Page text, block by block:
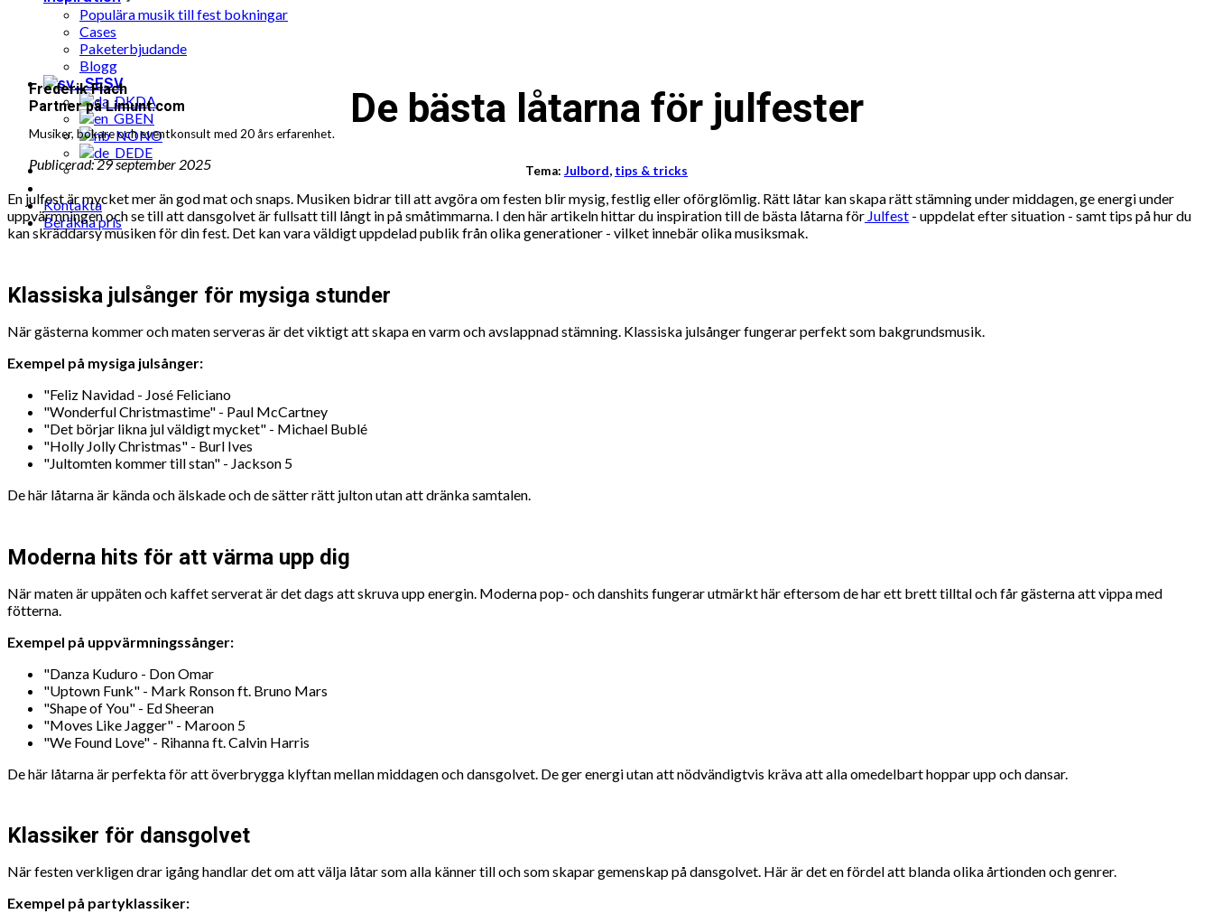
Populära musik till fest bokningar
Cases
Paketerbjudande
Blogg
SV
DA
EN
NO
DE
Kontakta
Beräkna pris
Frederik Flach
Partner på Limunt.com
Musiker, bokare och eventkonsult med 20 års erfarenhet.
Publicerad: 29 september 2025
De bästa låtarna för julfester
Tema: Julbord, tips & tricks
En julfest är mycket mer än god mat och snaps. Musiken bidrar till att avgöra om festen blir mysig, festlig eller oförglömlig. Rätt låtar kan skapa rätt stämning under middagen, ge energi under
uppvärmningen och se till att dansgolvet är fullsatt till långt in på småtimmarna. I den här artikeln hittar du inspiration till de bästa låtarna för Julfest - uppdelat efter situation - samt tips på hur du
kan skräddarsy musiken för din fest. Det kan vara väldigt uppdelad publik från olika generationer - vilket innebär olika musiksmak.
Klassiska julsånger för mysiga stunder
När gästerna kommer och maten serveras är det viktigt att skapa en varm och avslappnad stämning. Klassiska julsånger fungerar perfekt som bakgrundsmusik.
Exempel på mysiga julsånger:
"Feliz Navidad - José Feliciano
"Wonderful Christmastime" - Paul McCartney
"Det börjar likna jul väldigt mycket" - Michael Bublé
"Holly Jolly Christmas" - Burl Ives
"Jultomten kommer till stan" - Jackson 5
De här låtarna är kända och älskade och de sätter rätt julton utan att dränka samtalen.
Moderna hits för att värma upp dig
När maten är uppäten och kaffet serverat är det dags att skruva upp energin. Moderna pop- och danshits fungerar utmärkt här eftersom de har ett brett tilltal och får gästerna att vippa med
fötterna.
Exempel på uppvärmningssånger:
"Danza Kuduro - Don Omar
"Uptown Funk" - Mark Ronson ft. Bruno Mars
"Shape of You" - Ed Sheeran
"Moves Like Jagger" - Maroon 5
"We Found Love" - Rihanna ft. Calvin Harris
De här låtarna är perfekta för att överbrygga klyftan mellan middagen och dansgolvet. De ger energi utan att nödvändigtvis kräva att alla omedelbart hoppar upp och dansar.
Klassiker för dansgolvet
När festen verkligen drar igång handlar det om att välja låtar som alla känner till och som skapar gemenskap på dansgolvet. Här är det en fördel att blanda olika årtionden och genrer.
Exempel på partyklassiker: